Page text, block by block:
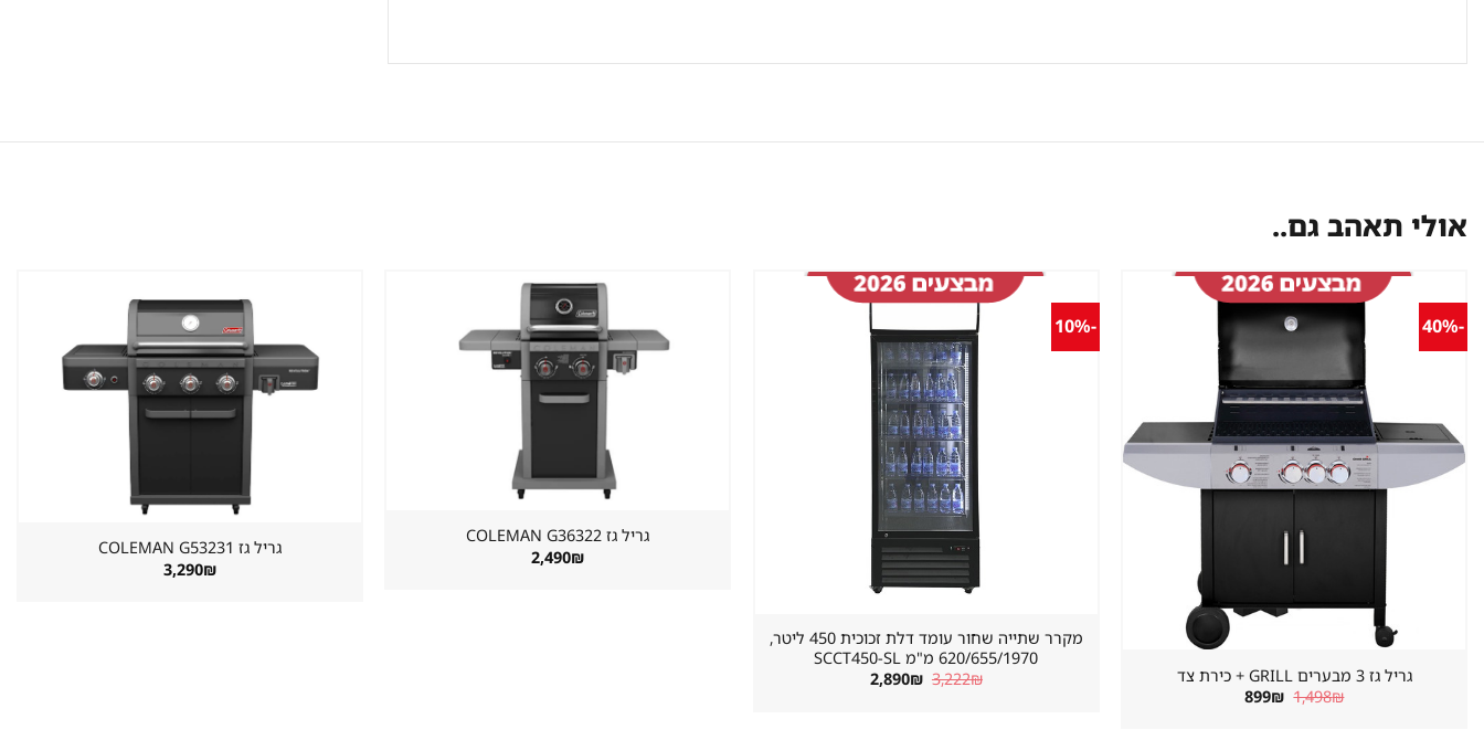
אולי תאהב גם..
-40%
גריל גז 3 מבערים GRILL + כירת צד
1,498₪ המחיר
המקורי
899₪ המחיר
-10%
מקרר שתייה שחור עומד דלת זכוכית 450 ליטר,
620/655/1970 מ"מ SCCT450-SL
3,222₪ המחיר
המקורי
2,890₪ המחיר
גריל גז ⁦COLEMAN G36322⁩
2,490₪
גריל גז ⁦COLEMAN G53231⁩
3,290₪